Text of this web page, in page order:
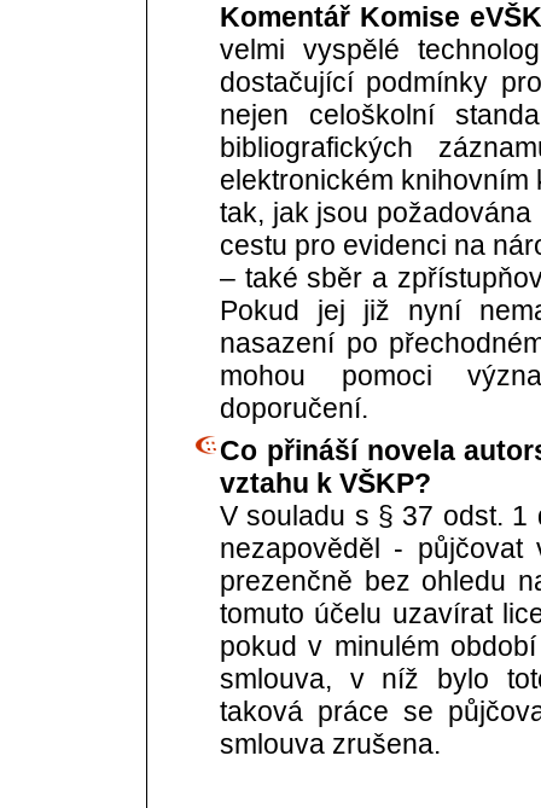
Komentář Komise
velmi vyspělé
dostačující podmínky
nejen celoškolní
bibliografických
elektronickém
tak, jak jsou
cestu pro evidenci na
– také sběr a
Pokud jej již nyní
nasazení po
mohou pomoci
doporučení.
Co přináší novela
vztahu k VŠKP?
V souladu s § 37 odst. 1
nezapověděl - půjčovat
prezenčně bez ohledu
tomuto účelu uzavírat
pokud v minulém
smlouva, v níž bylo
taková práce se
smlouva zrušena.